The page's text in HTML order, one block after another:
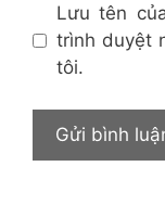
Lưu tên
trình duyệt
tôi.